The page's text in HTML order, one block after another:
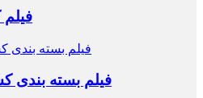
فیلم بسته